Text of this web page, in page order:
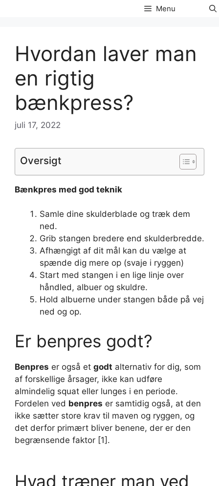
Menu
Hvordan laver man
en rigtig
bænkpress?
juli 17, 2022
Oversigt
Bænkpres med god teknik
Samle dine skulderblade og træk dem
ned.
Grib stangen bredere end skulderbredde.
Afhængigt af dit mål kan du vælge at
spænde dig mere op (svaje i ryggen)
Start med stangen i en lige linje over
håndled, albuer og skuldre.
Hold albuerne under stangen både på vej
ned og op.
Er benpres godt?
Benpres er også et godt alternativ for dig, som
af forskellige årsager, ikke kan udføre
almindelig squat eller lunges i en periode.
Fordelen ved benpres er samtidig også, at den
ikke sætter store krav til maven og ryggen, og
det derfor primært bliver benene, der er den
begrænsende faktor [1].
Hvad træner man ved